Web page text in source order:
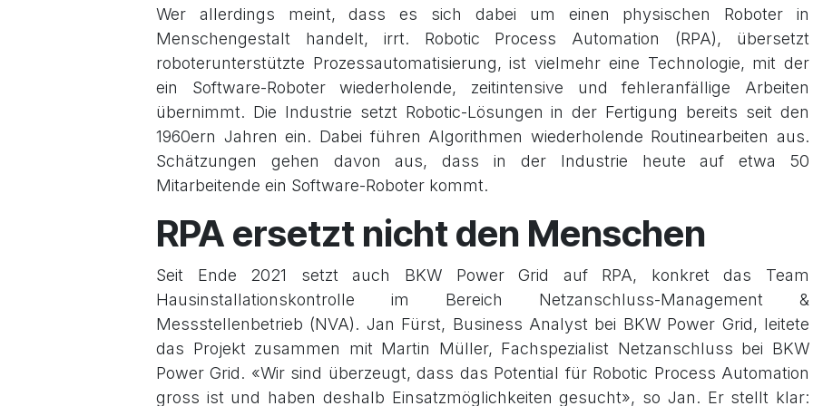
Wer allerdings meint, dass es sich dabei um einen physischen Roboter in
Menschengestalt handelt, irrt. Robotic Process Automation (RPA), übersetzt
roboterunterstützte Prozessautomatisierung, ist vielmehr eine Technologie, mit der
ein Software-Roboter wiederholende, zeitintensive und fehleranfällige Arbeiten
übernimmt. Die Industrie setzt Robotic-Lösungen in der Fertigung bereits seit den
1960ern Jahren ein. Dabei führen Algorithmen wiederholende Routinearbeiten aus.
Schätzungen gehen davon aus, dass in der Industrie heute auf etwa 50
Mitarbeitende ein Software-Roboter kommt.
RPA ersetzt nicht den Menschen
Seit Ende 2021 setzt auch BKW Power Grid auf RPA, konkret das Team
Hausinstallationskontrolle im Bereich Netzanschluss-Management &
Messstellenbetrieb (NVA). Jan Fürst, Business Analyst bei BKW Power Grid, leitete
das Projekt zusammen mit Martin Müller, Fachspezialist Netzanschluss bei BKW
Power Grid. «Wir sind überzeugt, dass das Potential für Robotic Process Automation
gross ist und haben deshalb Einsatzmöglichkeiten gesucht», so Jan. Er stellt klar: